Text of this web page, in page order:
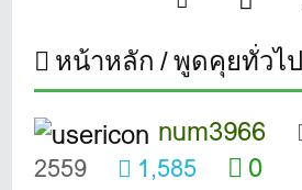
หน้าหลัก พูดคุยทั่วไ
num3966
2559
1,585
0